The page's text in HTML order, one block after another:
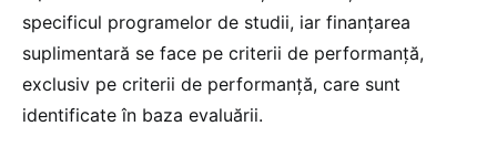
specificul programelor de studii, iar finanțarea
suplimentară se face pe criterii de performanță,
exclusiv pe criterii de performanță, care sunt
identificate în baza evaluării.